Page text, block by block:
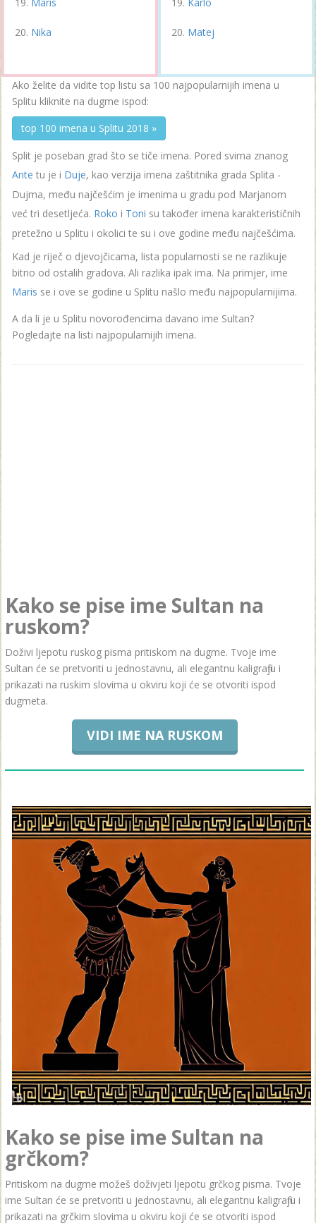
Nika Matej
Ako želite da vidite top listu sa 100 najpopularnijih imena u
Splitu kliknite na dugme ispod:
top 100 imena u Splitu 2018 »
Split je poseban grad što se tiče imena. Pored svima znanog
Ante tu je i Duje, kao verzija imena zaštitnika grada Splita -
Dujma, među najčešćim je imenima u gradu pod Marjanom
već tri desetljeća. Roko i Toni su također imena karakterističnih
pretežno u Splitu i okolici te su i ove godine među najčešćima.
Kad je riječ o djevojčicama, lista popularnosti se ne razlikuje
bitno od ostalih gradova. Ali razlika ipak ima. Na primjer, ime
Maris se i ove se godine u Splitu našlo među najpopularnijima.
A da li je u Splitu novorođencima davano ime Sultan?
Pogledajte na listi najpopularnijih imena.
Kako se pise ime Sultan na
ruskom?
Doživi ljepotu ruskog pisma pritiskom na dugme. Tvoje ime
Sultan će se pretvoriti u jednostavnu, ali elegantnu kaligrafiju i
prikazati na ruskim slovima u okviru koji će se otvoriti ispod
dugmeta.
VIDI IME NA RUSKOM
Kako se pise ime Sultan na
grčkom?
Pritiskom na dugme možeš doživjeti ljepotu grčkog pisma. Tvoje
ime Sultan će se pretvoriti u jednostavnu, ali elegantnu kaligrafiju i
prikazati na grčkim slovima u okviru koji će se otvoriti ispod